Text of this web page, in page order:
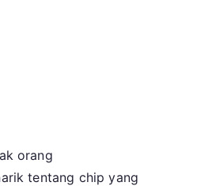
orang
tentang chip yang